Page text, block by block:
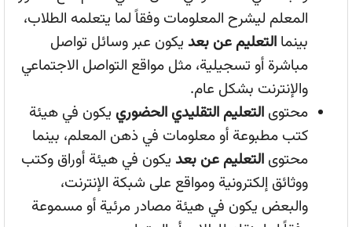
المعلم ليشرح المعلومات وفقاً لما يتعلمه الطلاب،
بينما التعليم عن بعد يكون عبر وسائل تواصل
مباشرة أو تسجيلية، مثل مواقع التواصل الاجتماعي
والإنترنت بشكل عام.
محتوى التعليم التقليدي الحضوري يكون في هيئة
كتب مطبوعة أو معلومات في ذهن المعلم، بينما
محتوى التعليم عن بعد يكون في هيئة أوراق وكتب
ووثائق إلكترونية ومواقع على شبكة الإنترنت،
والبعض يكون في هيئة مصادر مرئية أو مسموعة